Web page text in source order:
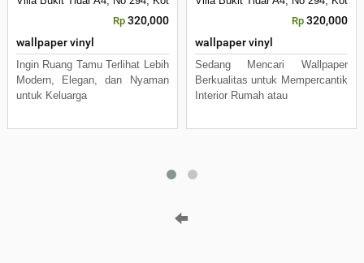
Rp 320,000
wallpaper vinyl
Ingin Ruang Tamu Terlihat Lebih
Modern, Elegan, dan Nyaman
untuk Keluarga
Rp 320,000
wallpaper vinyl
Sedang Mencari Wallpaper
Berkualitas untuk Mempercantik
Interior Rumah atau